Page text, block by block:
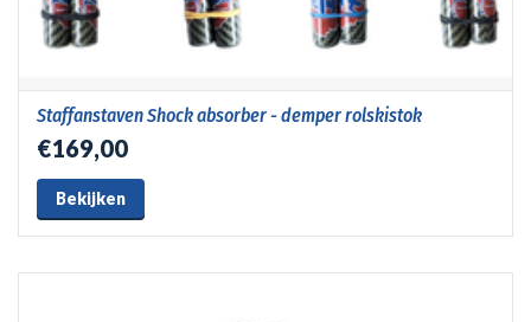
Staffanstaven Shock absorber - demper rolskistok
€169,00
Bekijken